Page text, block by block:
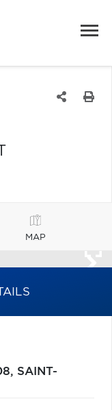
MAP
SAINT-